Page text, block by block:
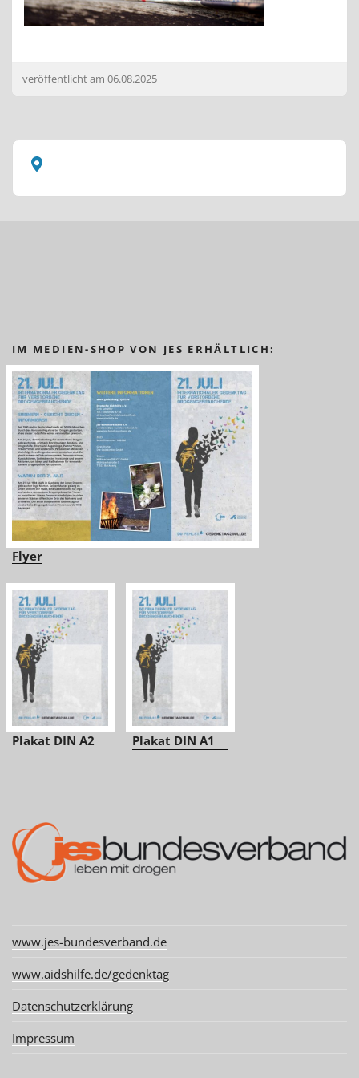
veröffentlicht am 06.08.2025
IM MEDIEN-SHOP VON JES ERHÄLTLICH:
Flyer
Plakat DIN A2 Plakat DIN A1
www.jes-bundesverband.de
www.aidshilfe.de/gedenktag
Datenschutzerklärung
Impressum